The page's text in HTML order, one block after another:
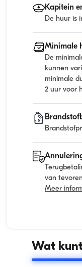
Kapitein
De huur is
Minimale
De
kunnen
minimale
2 uur voor
van
Meer
Wat